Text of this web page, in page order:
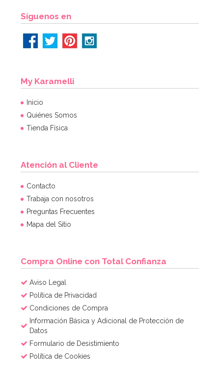
Síguenos en
My Karamelli
Inicio
Quiénes Somos
Tienda Física
Atención al Cliente
Contacto
Trabaja con nosotros
Preguntas Frecuentes
Mapa del Sitio
Compra Online con Total Confianza
Aviso Legal
Política de Privacidad
Condiciones de Compra
Información Básica y Adicional de Protección de
Datos
Formulario de Desistimiento
Política de Cookies